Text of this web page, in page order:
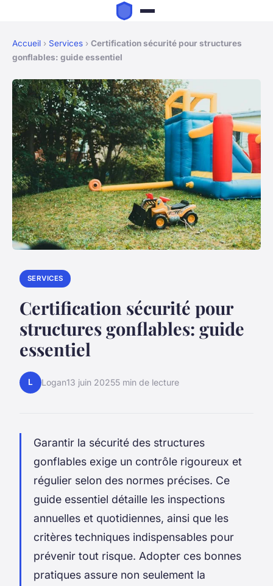
Accueil › Services › Certification sécurité pour structures
gonflables: guide essentiel
SERVICES
Certification sécurité pour
structures gonflables: guide
essentiel
L Logan13 juin 20255 min de lecture
Garantir la sécurité des structures
gonflables exige un contrôle rigoureux et
régulier selon des normes précises. Ce
guide essentiel détaille les inspections
annuelles et quotidiennes, ainsi que les
critères techniques indispensables pour
prévenir tout risque. Adopter ces bonnes
pratiques assure non seulement la